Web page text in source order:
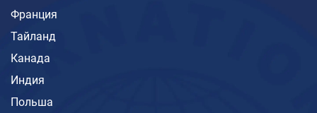
Франция
Тайланд
Канада
Индия
Польша